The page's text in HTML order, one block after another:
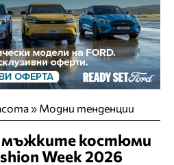
» Модни тенденции
мъжките костюми
Week 2026